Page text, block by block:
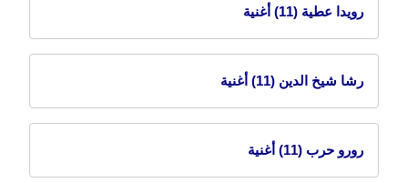
رويدا عطية (11) أغنية
رشا شيخ الدين (11) أغنية
رورو حرب (11) أغنية